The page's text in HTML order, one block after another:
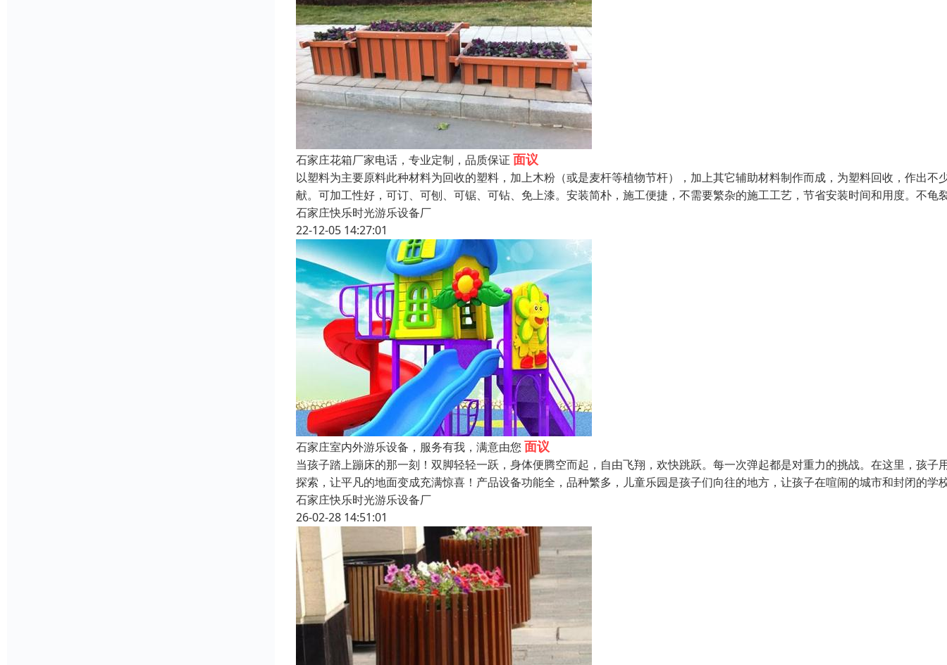
石家庄花箱厂家电话，专业定制，品质保证 面议
以塑料为主要原料此种材料为回收的塑料，加上木粉（或是麦杆等植物节杆），加上其它辅助材料制作而成，为塑料回收，作出不
献。可加工性好，可订、可刨、可锯、可钻、免上漆。安装简朴，施工便捷，不需要繁杂的施工工艺，节省安装时间和用度。不龟
石家庄快乐时光游乐设备厂
22-12-05 14:27:01
石家庄室内外游乐设备，服务有我，满意由您 面议
当孩子踏上蹦床的那一刻！双脚轻轻一跃，身体便腾空而起，自由飞翔，欢快跳跃。每一次弹起都是对重力的挑战。在这里，孩子
探索，让平凡的地面变成充满惊喜！产品设备功能全，品种繁多，儿童乐园是孩子们向往的地方，让孩子在喧闹的城市和封闭的学
石家庄快乐时光游乐设备厂
26-02-28 14:51:01